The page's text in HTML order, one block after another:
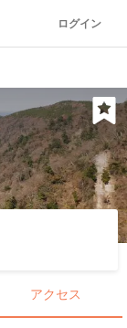
ログイン
アクセス